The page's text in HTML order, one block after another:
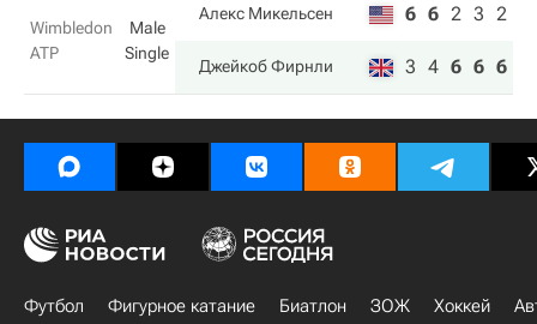
Wimbledon
ATP
Male
Single
Алекс Микельсен 6 6 2 3 2
Джейкоб Фирнли 3 4 6 6 6
Футбол Фигурное катание Биатлон ЗОЖ Хоккей